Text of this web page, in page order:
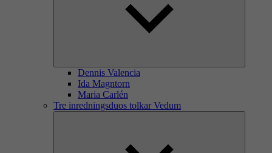
Dennis Valencia
Ida Magntorn
Maria Carlén
Tre inredningsduos tolkar Vedum